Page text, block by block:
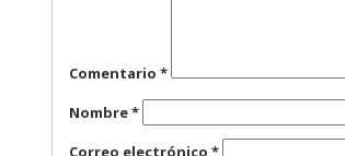
Comentario*
Nombre*
Correo electrónico*